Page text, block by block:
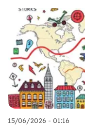
15/06/2026 - 01:16